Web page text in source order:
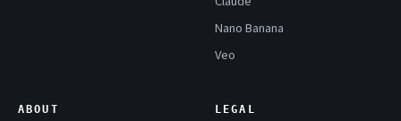
Nano Banana
Veo
ABOUT LEGAL